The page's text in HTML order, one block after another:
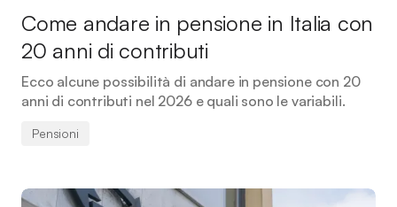
Come andare in pensione in Italia con
20 anni di contributi
Ecco alcune possibilità di andare in pensione con 20
anni di contributi nel 2026 e quali sono le variabili.
Pensioni